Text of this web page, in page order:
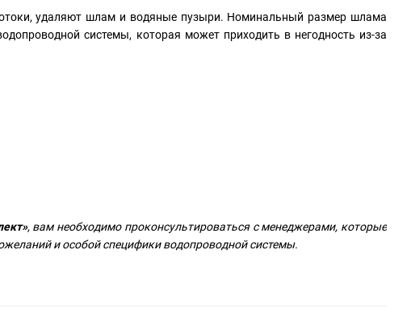
удаляют шлам и водяные пузыри. Номинальный размер шлама
системы, которая может приходить в негодность из-за
, вам необходимо проконсультироваться с менеджерами, которые
и особой специфики водопроводной системы.